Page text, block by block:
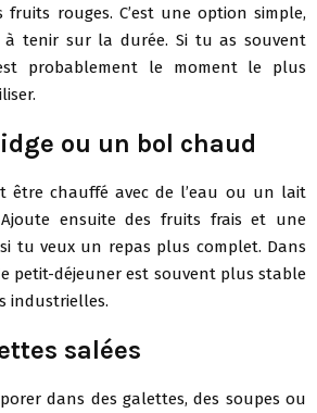
rouges. C’est une option simple,
à tenir sur la durée. Si tu as souvent
probablement le moment le plus
ou un bol chaud
être chauffé avec de l’eau ou un lait
ensuite des fruits frais et une
tu veux un repas plus complet. Dans
petit-déjeuner est souvent plus stable
industrielles.
salées
dans des galettes, des soupes ou